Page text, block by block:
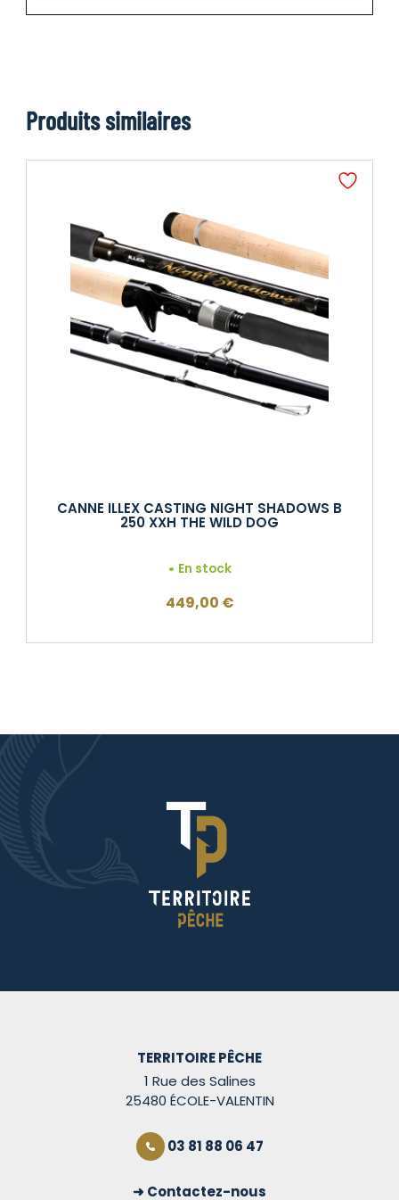
Produits similaires
CANNE ILLEX CASTING NIGHT SHADOWS B
250 XXH THE WILD DOG
En stock
449,00 €
TERRITOIRE PÊCHE
1 Rue des Salines
25480 ÉCOLE-VALENTIN
03 81 88 06 47
Contactez-nous